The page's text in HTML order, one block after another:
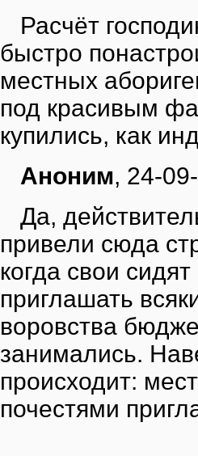
Расчёт
быстро
местных
под красивым
купились, как
Аноним, 24-
Да,
привели сюда
когда свои
приглашать
воровства
занимались.
происходит:
почестями